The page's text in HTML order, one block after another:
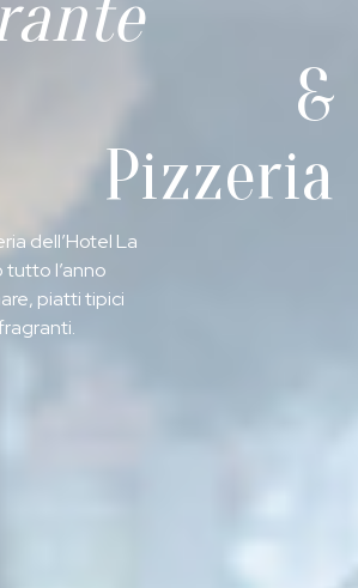
&
Pizzeria
dell’Hotel La
l’anno
piatti tipici